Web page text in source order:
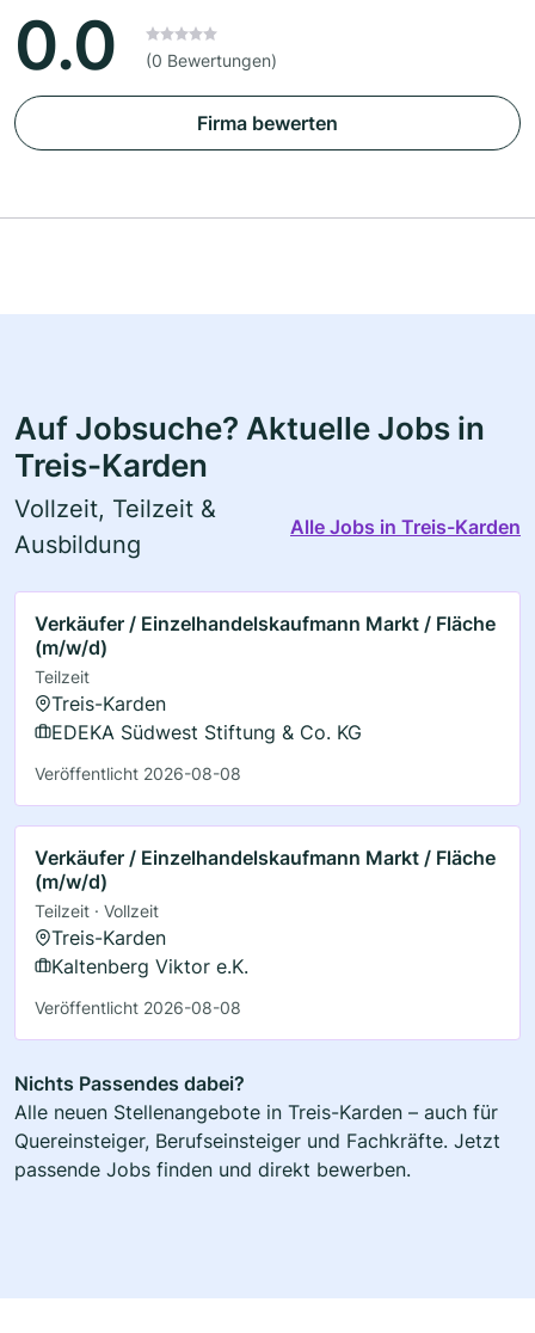
0.0 (0 Bewertungen)
Firma bewerten
Auf Jobsuche? Aktuelle Jobs in
Treis-Karden
Vollzeit, Teilzeit &
Ausbildung
Alle Jobs in Treis-Karden
Verkäufer / Einzelhandelskaufmann Markt / Fläche
(m/w/d)
Teilzeit
Treis-Karden
EDEKA Südwest Stiftung & Co. KG
Veröffentlicht 2026-08-08
Verkäufer / Einzelhandelskaufmann Markt / Fläche
(m/w/d)
Teilzeit · Vollzeit
Treis-Karden
Kaltenberg Viktor e.K.
Veröffentlicht 2026-08-08
Nichts Passendes dabei?
Alle neuen Stellenangebote in Treis-Karden – auch für
Quereinsteiger, Berufseinsteiger und Fachkräfte. Jetzt
passende Jobs finden und direkt bewerben.